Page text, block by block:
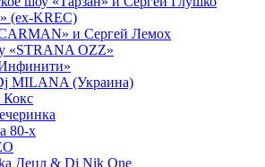
(ex-KREC)
и Сергей Лемох
«STRANA OZZ»
MILANA (Украина)
Кокс
80-х
Децл & Dj Nik One